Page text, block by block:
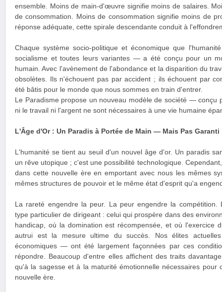
ensemble. Moins de main-d'œuvre signifie moins de salaires.
de consommation. Moins de consommation signifie moins de
réponse adéquate, cette spirale descendante conduit à
Chaque système socio-politique et économique que
socialisme et toutes leurs variantes — a été conçu pour un
humain. Avec l'avènement de l'abondance et la disparition du
obsolètes. Ils n'échouent pas par accident ; ils échouent par
été bâtis pour le monde que nous sommes en train d'entrer.
Le Paradisme propose un nouveau modèle de société — conçu
ni le travail ni l'argent ne sont nécessaires à une vie humaine
L'Âge d'Or : Un Paradis à Portée de Main — Mais Pas Garanti
L'humanité se tient au seuil d'un nouvel âge d'or. Un paradis
un rêve utopique ; c'est une possibilité technologique.
dans cette nouvelle ère en emportant avec nous les mêmes
mêmes structures de pouvoir et le même état d'esprit qu'a
La rareté engendre la peur. La peur engendre la compétition.
type particulier de dirigeant : celui qui prospère dans des
handicap, où la domination est récompensée, et où l'exercice
autrui est la mesure ultime du succès. Nos élites
économiques — ont été largement façonnées par ces
répondre. Beaucoup d'entre elles affichent des traits
qu'à la sagesse et à la maturité émotionnelle nécessaires pour
nouvelle ère.